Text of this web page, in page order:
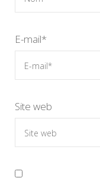
E-mail*
Site web